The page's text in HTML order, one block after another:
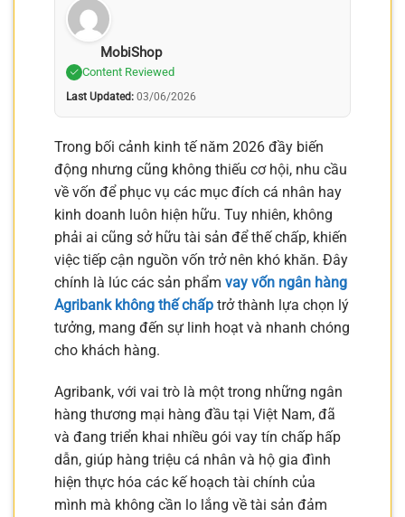
MobiShop
Content Reviewed
Last Updated: 03/06/2026
Trong bối cảnh kinh tế năm 2026 đầy biến
động nhưng cũng không thiếu cơ hội, nhu cầu
về vốn để phục vụ các mục đích cá nhân hay
kinh doanh luôn hiện hữu. Tuy nhiên, không
phải ai cũng sở hữu tài sản để thế chấp, khiến
việc tiếp cận nguồn vốn trở nên khó khăn. Đây
chính là lúc các sản phẩm vay vốn ngân hàng
Agribank không thế chấp trở thành lựa chọn lý
tưởng, mang đến sự linh hoạt và nhanh chóng
cho khách hàng.
Agribank, với vai trò là một trong những ngân
hàng thương mại hàng đầu tại Việt Nam, đã
và đang triển khai nhiều gói vay tín chấp hấp
dẫn, giúp hàng triệu cá nhân và hộ gia đình
hiện thực hóa các kế hoạch tài chính của
mình mà không cần lo lắng về tài sản đảm